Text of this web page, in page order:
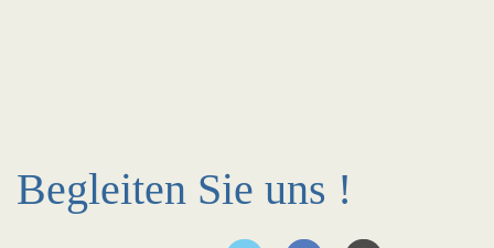
Begleiten Sie uns !